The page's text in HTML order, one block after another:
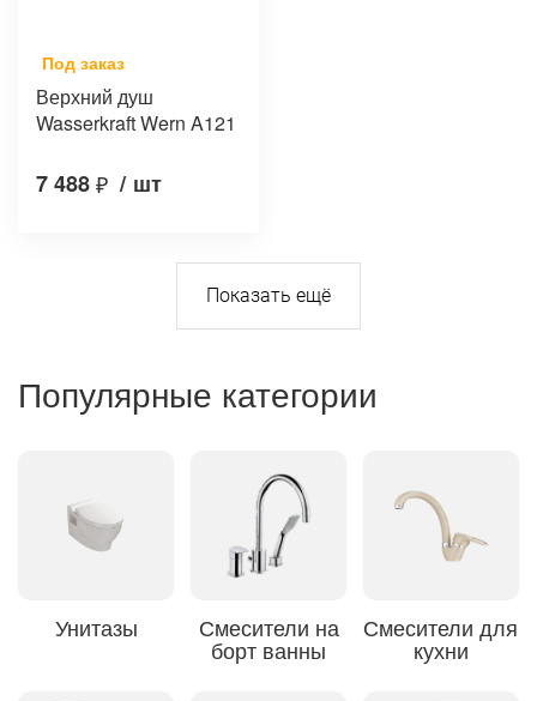
Под заказ
Верхний душ
Wasserkraft Wern A121
7 488₽ / шт
Популярные категории
Унитазы Смесители на
борт ванны
Смесители для
кухни